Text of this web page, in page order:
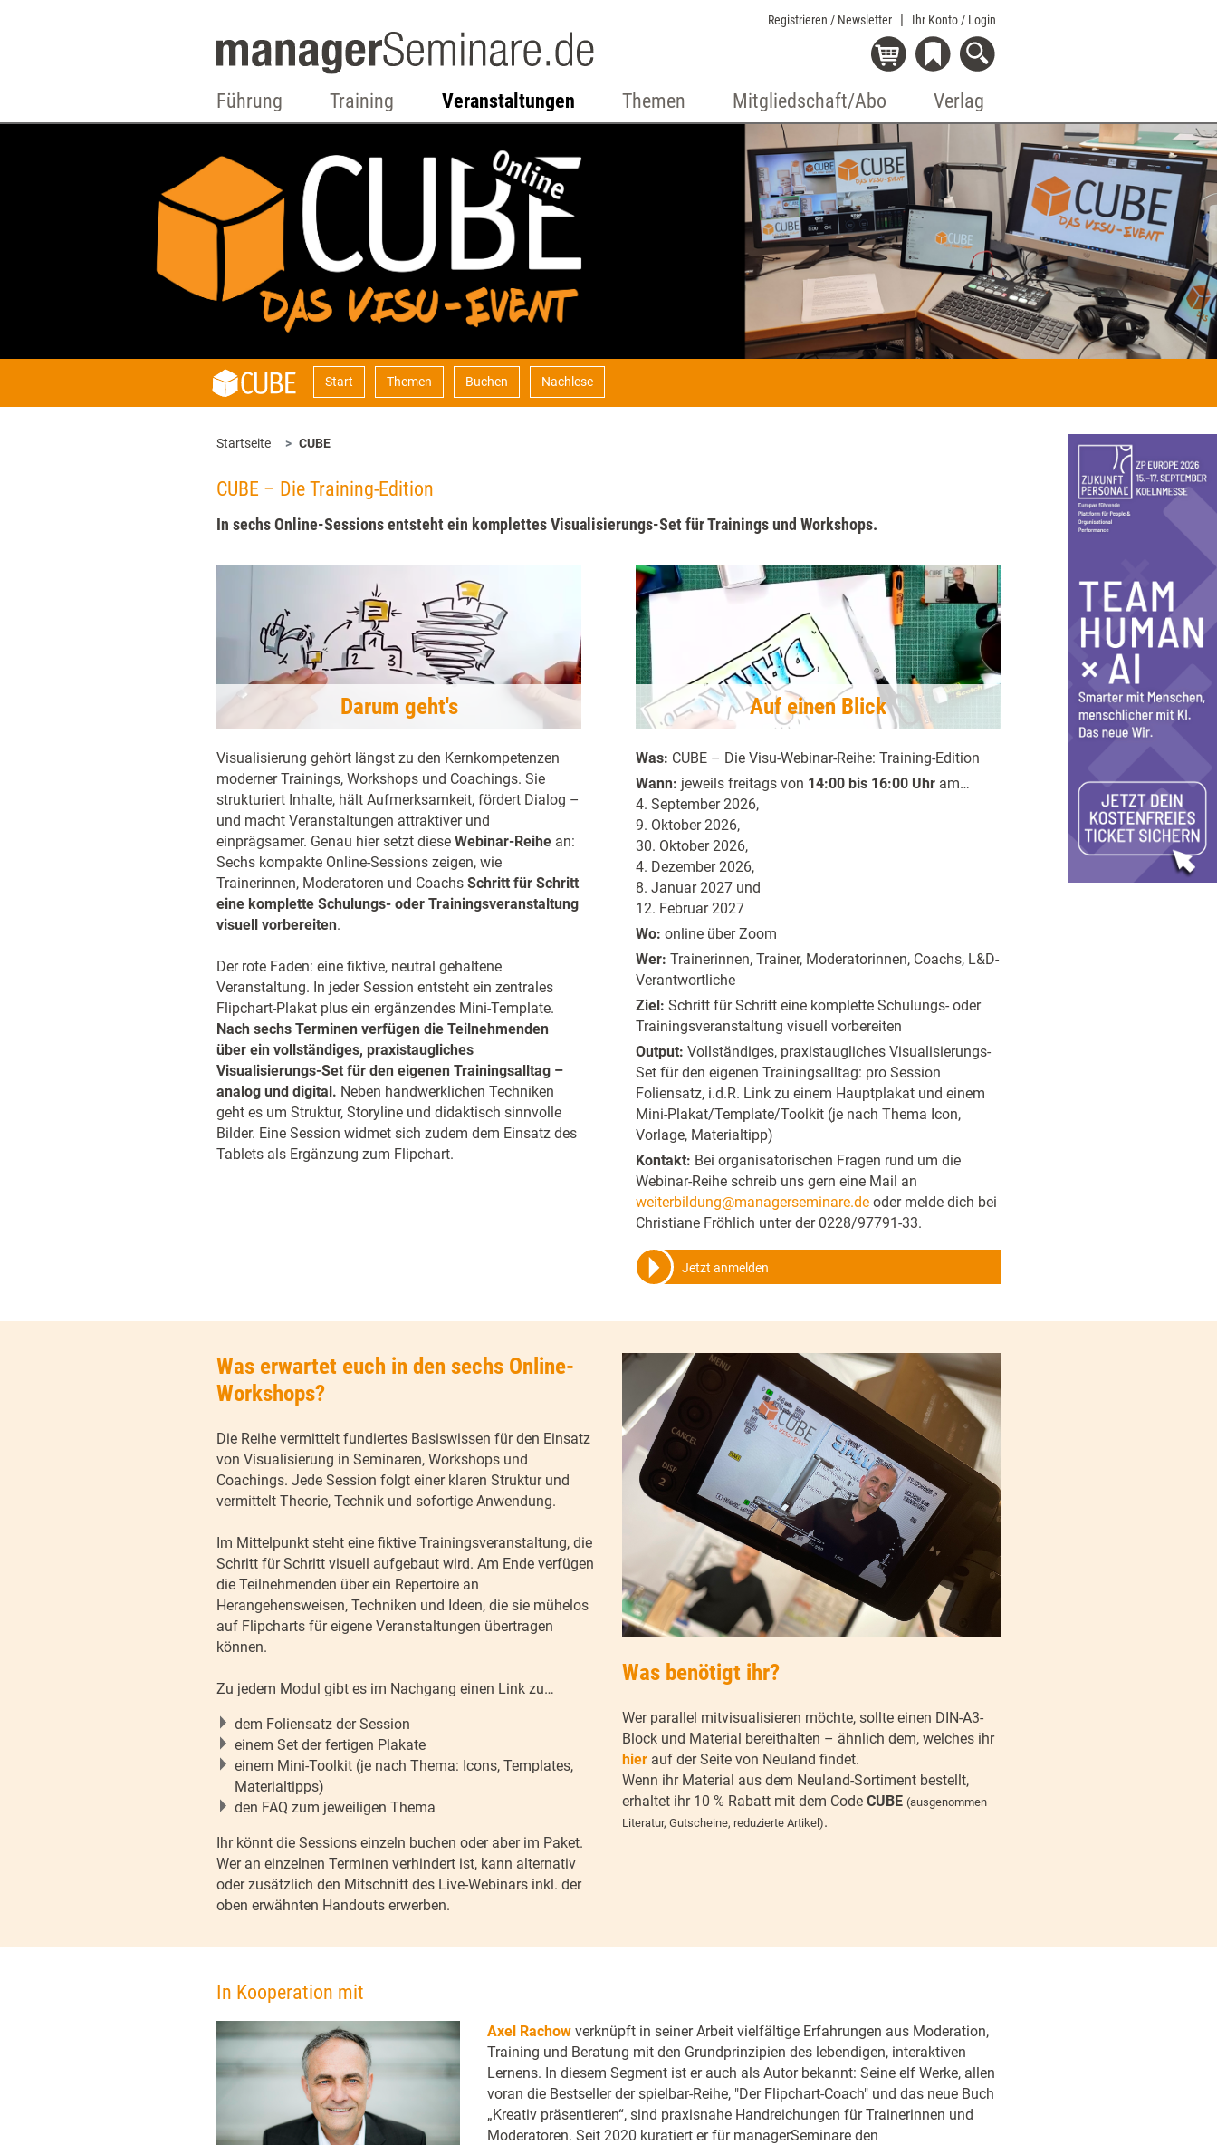
Registrieren / Newsletter Ihr Konto / Login
Führung Training Veranstaltungen Themen Mitgliedschaft/Abo Verlag
Start Themen Buchen Nachlese
Startseite CUBE
CUBE – Die Training-Edition
In sechs Online-Sessions entsteht ein komplettes Visualisierungs-Set für Trainings und Workshops.
Darum geht's
Visualisierung gehört längst zu den Kernkompetenzen
moderner Trainings, Workshops und Coachings. Sie
strukturiert Inhalte, hält Aufmerksamkeit, fördert Dialog –
und macht Veranstaltungen attraktiver und
einprägsamer. Genau hier setzt diese Webinar-Reihe an:
Sechs kompakte Online-Sessions zeigen, wie
Trainerinnen, Moderatoren und Coachs Schritt für Schritt
eine komplette Schulungs- oder Trainingsveranstaltung
visuell vorbereiten.
Der rote Faden: eine fiktive, neutral gehaltene
Veranstaltung. In jeder Session entsteht ein zentrales
Flipchart-Plakat plus ein ergänzendes Mini-Template.
Nach sechs Terminen verfügen die Teilnehmenden
über ein vollständiges, praxistaugliches
Visualisierungs-Set für den eigenen Trainingsalltag –
analog und digital. Neben handwerklichen Techniken
geht es um Struktur, Storyline und didaktisch sinnvolle
Bilder. Eine Session widmet sich zudem dem Einsatz des
Tablets als Ergänzung zum Flipchart.
Auf einen Blick
Was: CUBE – Die Visu-Webinar-Reihe: Training-Edition
Wann: jeweils freitags von 14:00 bis 16:00 Uhr am…
4. September 2026,
9. Oktober 2026,
30. Oktober 2026,
4. Dezember 2026,
8. Januar 2027 und
12. Februar 2027
Wo: online über Zoom
Wer: Trainerinnen, Trainer, Moderatorinnen, Coachs, L&D-
Verantwortliche
Ziel: Schritt für Schritt eine komplette Schulungs- oder
Trainingsveranstaltung visuell vorbereiten
Output: Vollständiges, praxistaugliches Visualisierungs-
Set für den eigenen Trainingsalltag: pro Session
Foliensatz, i.d.R. Link zu einem Hauptplakat und einem
Mini-Plakat/Template/Toolkit (je nach Thema Icon,
Vorlage, Materialtipp)
Kontakt: Bei organisatorischen Fragen rund um die
Webinar-Reihe schreib uns gern eine Mail an
weiterbildung@managerseminare.de oder melde dich bei
Christiane Fröhlich unter der 0228/97791-33.
Jetzt anmelden
Was erwartet euch in den sechs Online-
Workshops?
Die Reihe vermittelt fundiertes Basiswissen für den Einsatz
von Visualisierung in Seminaren, Workshops und
Coachings. Jede Session folgt einer klaren Struktur und
vermittelt Theorie, Technik und sofortige Anwendung.
Im Mittelpunkt steht eine fiktive Trainingsveranstaltung, die
Schritt für Schritt visuell aufgebaut wird. Am Ende verfügen
die Teilnehmenden über ein Repertoire an
Herangehensweisen, Techniken und Ideen, die sie mühelos
auf Flipcharts für eigene Veranstaltungen übertragen
können.
Zu jedem Modul gibt es im Nachgang einen Link zu…
dem Foliensatz der Session
einem Set der fertigen Plakate
einem Mini-Toolkit (je nach Thema: Icons, Templates,
Materialtipps)
den FAQ zum jeweiligen Thema
Ihr könnt die Sessions einzeln buchen oder aber im Paket.
Wer an einzelnen Terminen verhindert ist, kann alternativ
oder zusätzlich den Mitschnitt des Live-Webinars inkl. der
oben erwähnten Handouts erwerben.
Was benötigt ihr?
Wer parallel mitvisualisieren möchte, sollte einen DIN-A3-
Block und Material bereithalten – ähnlich dem, welches ihr
hier auf der Seite von Neuland findet.
Wenn ihr Material aus dem Neuland-Sortiment bestellt,
erhaltet ihr 10 % Rabatt mit dem Code CUBE (ausgenommen
Literatur, Gutscheine, reduzierte Artikel).
In Kooperation mit
Axel Rachowverknüpft in seiner Arbeit vielfältige Erfahrungen aus Moderation,
Training und Beratung mit den Grundprinzipien des lebendigen, interaktiven
Lernens. In diesem Segment ist er auch als Autor bekannt: Seine elf Werke, allen
voran die Bestseller der spielbar-Reihe, "Der Flipchart-Coach" und das neue Buch
„Kreativ präsentieren“, sind praxisnahe Handreichungen für Trainerinnen und
Moderatoren. Seit 2020 kuratiert er für managerSeminare den